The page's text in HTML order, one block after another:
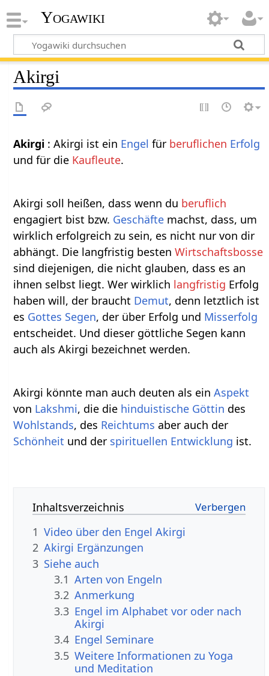
Yogawiki
Akirgi
Akirgi : Akirgi ist ein Engel für beruflichen Erfolg
und für die Kaufleute.
Akirgi soll heißen, dass wenn du beruflich
engagiert bist bzw. Geschäfte machst, dass, um
wirklich erfolgreich zu sein, es nicht nur von dir
abhängt. Die langfristig bestenWirtschaftsbosse
sind diejenigen, die nicht glauben, dass es an
ihnen selbst liegt. Wer wirklich langfristig Erfolg
haben will, der braucht Demut, denn letztlich ist
es Gottes Segen, der über Erfolg und Misserfolg
entscheidet. Und dieser göttliche Segen kann
auch als Akirgi bezeichnet werden.
Akirgi könnte man auch deuten als einAspekt
von Lakshmi, die die hinduistische Göttin des
Wohlstands, des Reichtums aber auch der
Schönheit und der spirituellen Entwicklung ist.
Inhaltsverzeichnis
1 Video über den Engel Akirgi
2 Akirgi Ergänzungen
3 Siehe auch
3.1 Arten von Engeln
3.2 Anmerkung
3.3 Engel im Alphabet vor oder nach
Akirgi
3.4 Engel Seminare
3.5 Weitere Informationen zu Yoga
und Meditation